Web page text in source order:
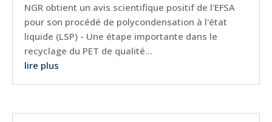
NGR obtient un avis scientifique positif de l'EFSA
pour son procédé de polycondensation à l'état
liquide (LSP) - Une étape importante dans le
recyclage du PET de qualité...
lire plus